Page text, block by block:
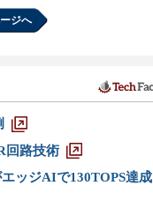
ジへ
回路技術
ッジAIで130TOPS達成